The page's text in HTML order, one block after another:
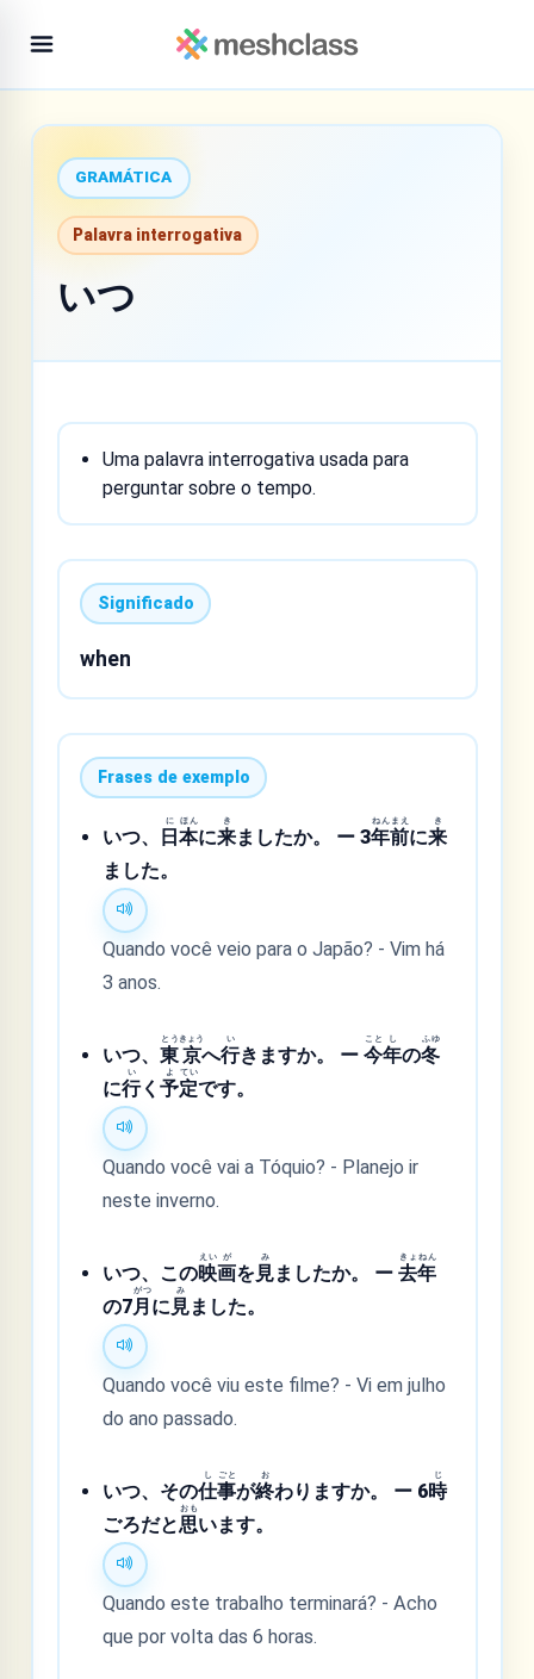
GRAMÁTICA
Palavra interrogativa
いつ
Uma palavra interrogativa usada para
perguntar sobre o tempo.
Significado
when
Frases de exemplo
いつ、 日
に
本
ほん
に来
き
ましたか。 ー 3年
ねん
前
まえ
に来
き
ました。
Quando você veio para o Japão? - Vim há
3 anos.
いつ、東
とう
京
きょう
へ行
い
きますか。 ー今
こと
年
し
の冬
ふゆ
に行
い
く予
よ
定
てい
です。
Quando você vai a Tóquio? - Planejo ir
neste inverno.
いつ、この映
えい
画
が
を見
み
ましたか。 ー去
きょ
年
ねん
の7月
がつ
に 見
み
ました。
Quando você viu este filme? - Vi em julho
do ano passado.
いつ、その仕
し
事
ごと
が終
お
わりますか。 ー 6時
じ
ごろだと思
おも
います。
Quando este trabalho terminará? - Acho
que por volta das 6 horas.